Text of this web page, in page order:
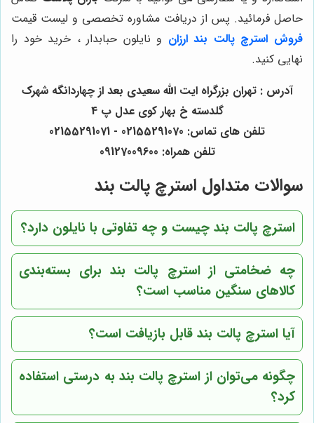
حاصل فرمائید. پس از دریافت مشاوره تخصصی و لیست قیمت
فروش استرچ پالت بند ارزان و نایلون حبابدار ، خرید خود را
نهایی کنید.
آدرس : تهران بزرگراه ایت الله سعیدی بعد از چهاردانگه شهرک
گلدسته خ بهار کوی عدل پ 4
تلفن های تماس: 02155291070 - 02155291071
تلفن همراه: 09127009600
سوالات متداول استرچ پالت بند
استرچ پالت بند چیست و چه تفاوتی با نایلون دارد؟
چه ضخامتی از استرچ پالت بند برای بسته‌بندی
کالاهای سنگین مناسب است؟
آیا استرچ پالت بند قابل بازیافت است؟
چگونه می‌توان از استرچ پالت بند به درستی استفاده
کرد؟